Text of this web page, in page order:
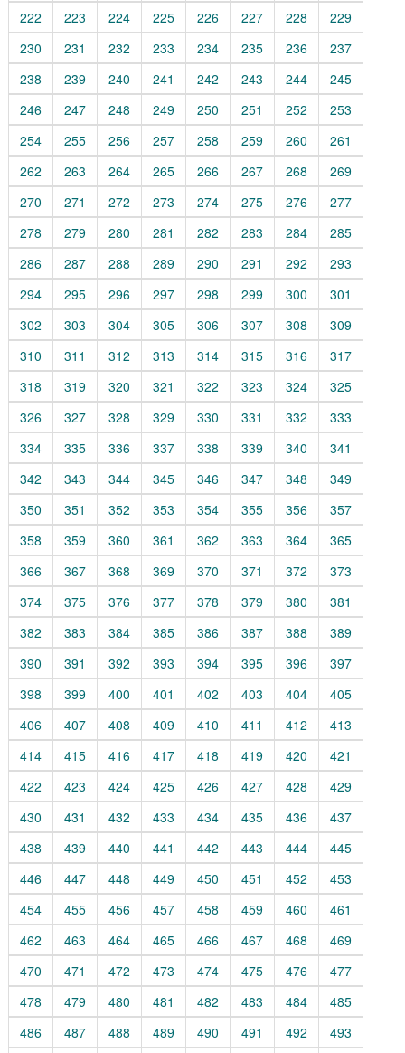
222 223 224 225 226 227 228
229
230
231 232 233 234 235 236
237
238
239 240 241 242 243 244
245
246
247 248 249 250 251 252
253
254
255 256 257 258 259 260
261
262
263 264 265 266 267 268
269
270
271 272 273 274 275 276
277
278
279 280 281 282 283 284
285
286
287 288 289 290 291 292
293
294
295 296 297 298 299 300
301
302
303 304 305 306 307 308
309
310
311 312 313 314 315 316
317
318
319 320 321 322 323 324
325
326
327 328 329 330 331 332
333
334
335 336 337 338 339 340
341
342
343 344 345 346 347 348
349
350
351 352 353 354 355 356
357
358
359 360 361 362 363 364
365
366
367 368 369 370 371 372
373
374
375 376 377 378 379 380
381
382
383 384 385 386 387 388
389
390
391 392 393 394 395 396
397
398
399 400 401 402 403 404
405
406
407 408 409 410 411 412
413
414
415 416 417 418 419 420
421
422
423 424 425 426 427 428
429
430
431 432 433 434 435 436
437
438
439 440 441 442 443 444
445
446
447 448 449 450 451 452
453
454
455 456 457 458 459 460
461
462
463 464 465 466 467 468
469
470
471 472 473 474 475 476
477
478
479 480 481 482 483 484
485
486
487 488 489 490 491 492
493